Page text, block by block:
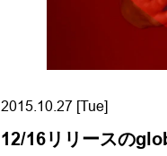
2015.10.27 [Tue]
12/16リリースの